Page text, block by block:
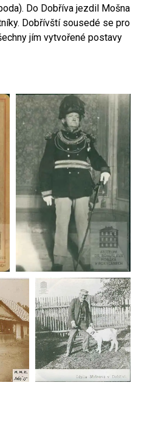
Do Dobříva jezdil Mošna
Dobřívští sousedé se pro
jím vytvořené postavy